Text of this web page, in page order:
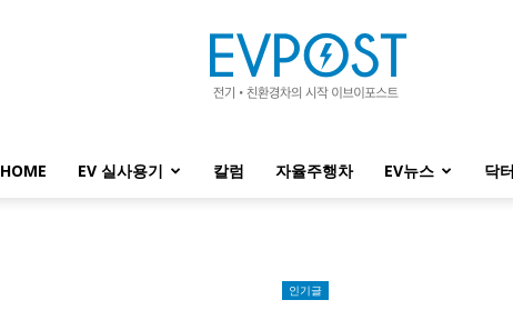
HOME EV 실사용기 칼럼 자율주행차 EV뉴스 닥
인기글